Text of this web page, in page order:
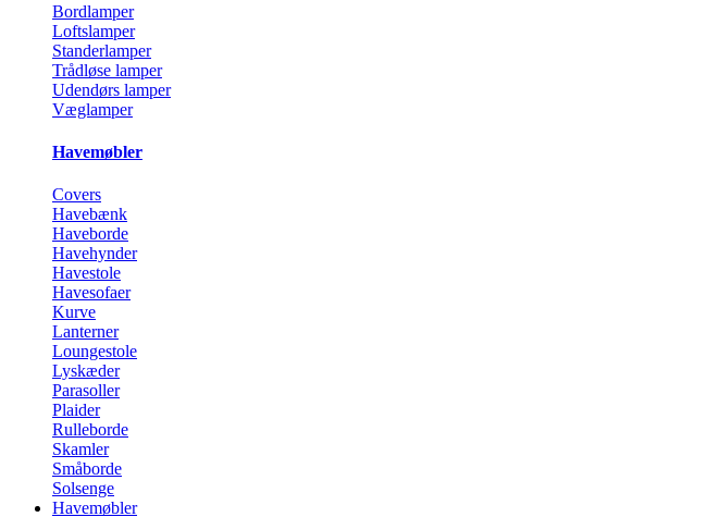
Bordlamper
Loftslamper
Standerlamper
Trådløse lamper
Udendørs lamper
Væglamper
Havemøbler
Covers
Havebænk
Haveborde
Havehynder
Havestole
Havesofaer
Kurve
Lanterner
Loungestole
Lyskæder
Parasoller
Plaider
Rulleborde
Skamler
Småborde
Solsenge
Havemøbler